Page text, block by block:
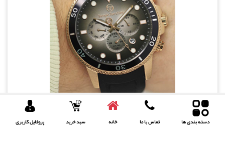
دسته بندی ها تماس با ما خانه سبد خرید پروفایل کاربری